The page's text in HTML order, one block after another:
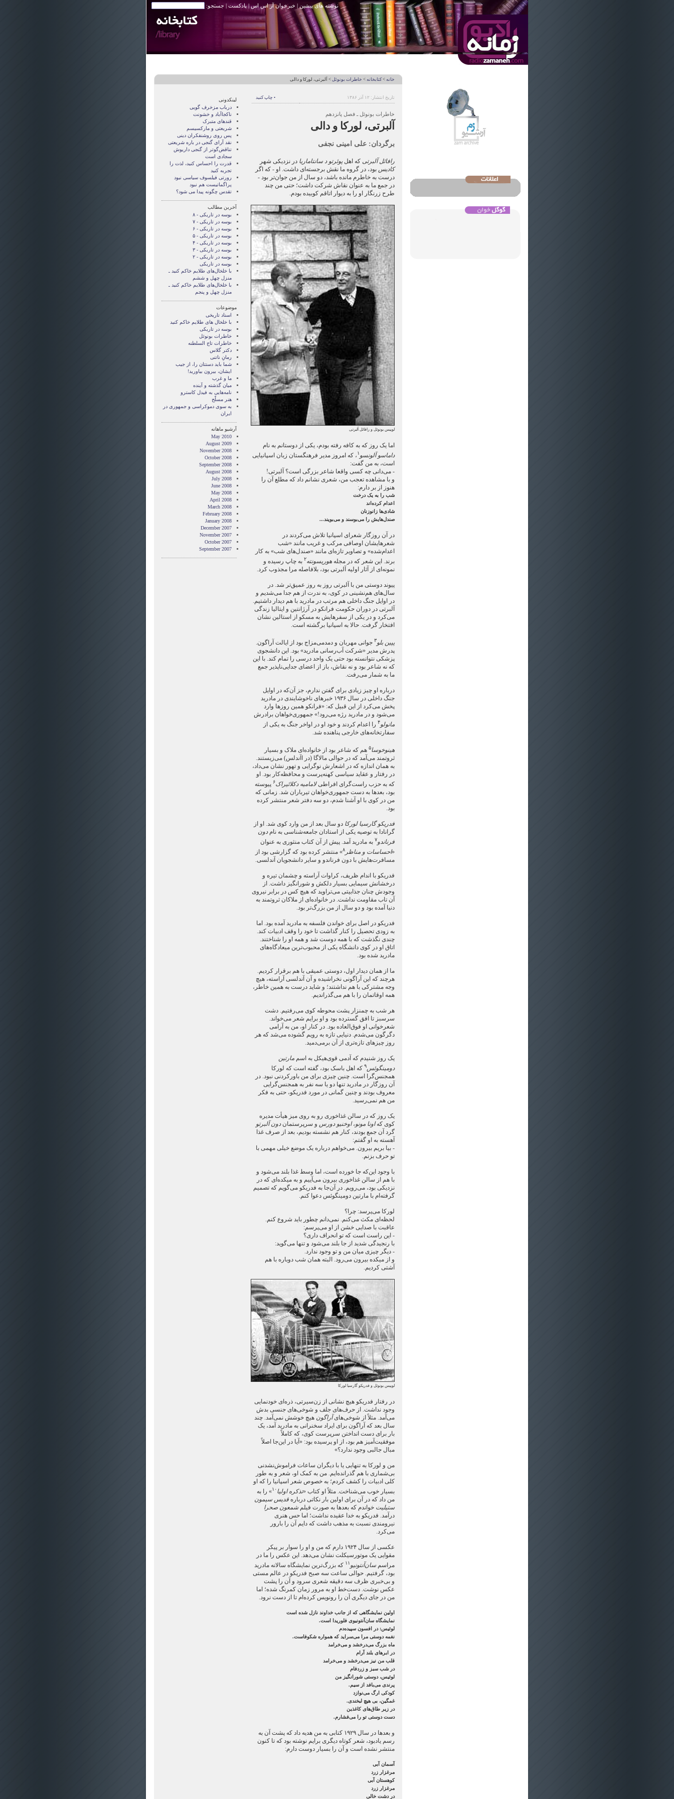
نوشته های پیشین | خبرخوان آر اس اس|پادکست | جستجو:
خانه >کتابخانه > خاطرات بونوئل > آلبرتی، لورکا و دالی
تاریخ انتشار: ۱۲ آذر ۱۳۸۶ • چاپ کنید
خاطرات بونوئل ـ فصل پانزدهم
آلبرتی، لورکا و دالی
برگردان: علی امینی نجفی
رافائل آلبرتی که اهلپوئرتو د سانتاماریا در نزدیکی شهر
کادیس بود، در گروه ما نقش برجسته‌ای داشت. او - که اگر
درست به خاطرم مانده باشد، دو سال از من جوان‌تر بود -
در جمع ما به عنوان نقاش شرکت داشت؛ حتی من چند
طرح زرنگار او را به دیوار اتاقم کوبیده بودم.
لوییس بونوئل و رافائل آلبرتی
اما یک روز که به کافه رفته بودم، یکی از دوستانم به نام
داماسو آلونسو۱، که امروز مدیر فرهنگستان زبان اسپانیایی
است، به من گفت:
- می‌دانی چه کسی واقعا شاعر بزرگی است؟ آلبرتی!
و با مشاهده تعجب من، شعری نشانم داد که مطلع آن را
هنوز از بر دارم:
شب را به یک درخت
اعدام کرده‌اند
شادی‌ها زانوزنان
صندل‌هایش را می‌بوسند و می‌بویند...
در آن روزگار شعرای اسپانیا تلاش می‌کردند در
شعرهایشان اوصافی مرکب و غریب مانند «شب
اعدام‌شده» و تصاویر تازه‌ای مانند «صندل‌های شب» به کار
برند. این شعر که در مجلههوریسونته۲ به چاپ رسیده و
نمونه‌ای از آثار اولیه آلبرتی بود، بلافاصله مرا مجذوب کرد.
پیوند دوستی من با آلبرتی روز به روز عمیق‌تر شد. در
سال‌های هم‌نشینی در کوی، به ندرت از هم جدا می‌شدیم و
در اوایل جنگ داخلی هم مرتب در مادرید با هم دیدار داشتیم.
آلبرتی در دوران حکومت فرانکو در آرژانتین و ایتالیا زندگی
می‌کرد و در یکی از سفرهایش به مسکو از استالین نشان
افتخار گرفت. حالا به اسپانیا برگشته است.
پپین بلو۳ جوانی مهربان و دمدمی‌مزاج بود از ایالت آراگون.
پدرش مدیر «شرکت آب‌رسانی مادرید» بود. این دانشجوی
پزشکی نتوانسته بود حتی یک واحد درسی را تمام کند. با این
که نه شاعر بود و نه نقاش، باز از اعضای جدایی‌ناپذیر جمع
ما به شمار می‌رفت.
درباره او چیز زیادی برای گفتن ندارم، جز آن‌که در اوایل
جنگ داخلی در سال ۱۹۳۶ خبرهای ناخوشایندی در مادرید
پخش می‌کرد از این قبیل که: «فرانکو همین روزها وارد
می‌شود و در مادرید رژه می‌رود!» جمهوری‌خواهان برادرش
مانولو۴ را اعدام کردند و خود او در اواخر جنگ به یکی از
سفارتخانه‌های خارجی پناهنده شد.
هینوخوسا۵ هم که شاعر بود از خانواده‌ای ملاک و بسیار
ثروتمند می‌آمد که در حوالی مالاگا (در اآندلس) می‌زیستند.
به همان اندازه که در اشعارش نوگرایی و تهور نشان می‌داد،
در رفتار و عقاید سیاسی کهنه‌پرست و محافظه‌کار بود. او
که به حزب راست‌گرای افراطیلامامیه دکلائیراک۶ پیوسته
بود، بعدها به دست جمهوری‌خواهان تیرباران شد. زمانی که
من در کوی با او آشنا شدم، دو سه دفتر شعر منتشر کرده
بود.
فدریکو گارسیا لورکا دو سال بعد از من وارد کوی شد. او از
گرانادا به توصیه یکی از استادان جامعه‌شناسی به نامدون
فرناندو۷ به مادرید آمد. پیش از آن کتاب منثوری به عنوان
«احساسات و مناظر۸» منتشر کرده بود که گزارشی بود از
مسافرت‌هایش با دون فرناندو و سایر دانشجویان آندلسی.
فدریکو با اندام ظریف، کراوات آراسته و چشمان تیره و
درخشانش سیمایی بسیار دلکش و شورانگیز داشت. از
وجودش چنان جذابیتی می‌تراوید که هیچ کس در برابر نیروی
آن تاب مقاومت نداشت. در خانواده‌ای از ملاکان ثروتمند به
دنیا آمده بود و دو سال از من بزرگ‌تر بود.
فدریکو در اصل برای خواندن فلسفه به مادرید آمده بود. اما
به زودی تحصیل را کنار گذاشت تا خود را وقف ادبیات کند.
چندی نگذشت که با همه دوست شد و همه او را شناختند.
اتاق او در کوی دانشگاه یکی از محبوب‌ترین میعادگاه‌های
مادرید شده بود.
ما از همان دیدار اول، دوستی عمیقی با هم برقرار کردیم.
هرچند که این آراگونی نخراشیده و آن آندلسی آراسته، هیچ
وجه مشترکی با هم نداشتند؛ و شاید درست به همین خاطر،
همه اوقاتمان را با هم می‌گذراندیم.
هر شب به چمنزار پشت محوطه کوی می‌رفتیم. دشت
سرسبز تا افق گسترده بود و او برایم شعر می‌خواند.
شعرخوانی او فوق‌العاده بود. در کنار او، من به آرامی
دگرگون می‌شدم. دنیایی تازه به رویم گشوده می‌شد که هر
روز چیزهای تازه‌تری از آن برمی‌دمید.
یک روز شنیدم که آدمی قوی‌هیکل به اسممارتین
دومینگوئس۹ که اهل باسک بود، گفته است که لورکا
همجنس‌گرا است. چنین چیزی برای من باورکردنی نبود. در
آن روزگار در مادرید تنها دو یا سه نفر به همجنس‌گرایی
معروف بودند و چنین گمانی در مورد فدریکو، حتی به فکر
من هم نمی‌رسید.
یک روز که در سالن غذاخوری رو به روی میز هیأت مدیره
کوی کهاونا مونو،اوخنیو دورس و سرپرستماندون آلبرتو
گرد آن جمع بودند، کنار هم نشسته بودیم، بعد از صرف غذا
آهسته به او گفتم:
- بیا بریم بیرون. می‌خواهم درباره یک موضع خیلی مهمی با
تو حرف بزنم.
با وجود این‌که جا خورده است، اما وسط غذا بلند می‌شود و
با هم از سالن غذاخوری بیرون می‌آییم و به میکده‌ای که در
نزدیکی بود، می‌رویم. در آن‌جا به فدریکو می‌گویم که تصمیم
گرفته‌ام با مارتین دومینگوئس دعوا کنم.
لورکا می‌پرسد: چرا؟
لحظه‌ای مکث می‌کنم. نمی‌دانم چطور باید شروع کنم.
عاقبت با صدایی خشن از او می‌پرسم:
- این راست است که تو انحراف داری؟
با رنجیدگی شدید از جا بلند می‌شود و تنها می‌گوید:
- دیگر چیزی میان من و تو وجود ندارد.
و از میکده بیرون می‌رود. البته همان شب دوباره با هم
آشتی کردیم.
لوییس بونوئل و فدریکو گارسیا لورکا
در رفتار فدریکو هیچ نشانی از زن‌سیرتی، ذره‌ای خودنمایی
وجود نداشت. از حرف‌های جلف و شوخی‌های جنسی بدش
می‌آمد. مثلاً از شوخی‌هایآراگون هیچ خوشش نمی‌آمد. چند
سال بعد که آراگون برای ایراد سخنرانی به مادرید آمد، یک
بار برای دست انداختن سرپرست کوی، که کاملاً
موفقیت‌آمیز هم بود، از او پرسیده بود: «آیا در این‌جا اصلاً
مبال جالبی وجود ندارد؟»
من و لورکا به تنهایی یا با دیگران ساعات فراموش‌نشدنی
بی‌شماری با هم گذرانده‌ایم. من به کمک او، شعر و به طور
کلی ادبیات را کشف کردم؛ به خصوص شعر اسپانیا را که او
بسیار خوب می‌شناخت. مثلاً او کتاب «تذکره اولیا۱۰» را به
من داد که در آن برای اولین بار نکاتی دربارهقدیس سیمون
ستیلیت خواندم که بعدها به صورت فیلمشمعون صحرا
درآمد. فدریکو به خدا عقیده نداشت؛ اما حس هنری
نیرومندی نسبت به مذهب داشت که دایم آن را بارور
می‌کرد.
عکسی از سال ۱۹۲۴ دارم که من و او را سوار بر پیکر
مقوایی یک موتورسیکلت نشان می‌دهد. این عکس را ما در
مراسمسان‌آنتونیو۱۱ که بزرگ‌ترین نمایشگاه سالانه مادرید
بود، گرفتیم. حوالی ساعت سه صبح فدریکو در عالم مستی
و بی‌خبری ظرف سه دقیقه شعری سرود و آن را پشت
عکس نوشت. دست‌خط او به مرور زمان کمرنگ شده؛ اما
من در جای دیگری آن را رونویس کرده‌ام تا از دست نرود.
اولین نمایشگاهی که از جانب خداوند نازل شده است
نمایشگاه سان‌آنتونیوی فلوریدا است.
لوئیس: در افسون سپیده‌دم
نغمه دوستی مرا می‌سراید که همواره شکوفاست.
ماه بزرگ می‌درخشد و می‌خرامد
در ابرهای بلند آرام
قلب من نیز می‌درخشد و می‌خرامد
در شب سبز و زردفام
لوئیس، دوستی شورانگیز من
پرندی می‌بافد از سیم.
کودکی ارگ می‌نوازد
غمگین، بی هیچ لبخندی.
در زیر طاق‌های کاغذین
دست دوستی تو را می‌فشارم.
و بعدها در سال ۱۹۲۹ کتابی به من هدیه داد که پشت آن به
رسم یادبود، شعر کوتاه دیگری برایم نوشته بود که تا کنون
منتشر نشده است و آن را بسیار دوست دارم:
آسمان آبی
مرغزار زرد
کوهستان آبی
مرغزار زرد
در دشت خالی
لینکدونی
درباب مزخرف گویی
ناکجاآباد و خشونت
قندهای متبرک
شریعتی و مارکسیسم
پس روی روشنفکران دینی
نقد آرای گنجی در باره شریعتی
تناقض‌گوتر از گنجی داريوش
سجادی است
قدرت را احساس کنید، لذت را
تجربه کنید
رورتی فيلسوف سياسی نبود
پراگماتيست هم نبود
تقدس چگونه پيدا می شود؟
آخرین مطالب
بوسه در تاریکی - ۸
بوسه در تاریکی - ۷
بوسه در تاریکی - ۶
بوسه در تاریکی - ۵
بوسه در تاریکی - ۴
بوسه در تاریکی - ۳
بوسه در تاریکی - ۲
بوسه در تاریکی
با خلخال‌های طلایم خاکم کنید ـ
منزل چهل و ششم
با خلخال‌های طلایم خاکم کنید ـ
منزل چهل و پنجم
موضوعات
اسناد تاریخی
با خلخال های طلایم خاکم کنید
بوسه در تاریکی
خاطرات بونوئل
خاطرات تاج السلطنه
دکتر گلاس
رمانِ ناتنی
شما بايد دستتان را، از جيب
ايشان، بيرون بياوريد!
ما و غرب
میان گذشته و آینده
نامه‌هایی به فیدل کاسترو
هنر مسلّح
‌به سوی دموکراسی و جمهوری در
ایران
آرشیو ماهانه
May 2010
August 2009
November 2008
October 2008
September 2008
August 2008
July 2008
June 2008
May 2008
April 2008
March 2008
February 2008
January 2008
December 2007
November 2007
October 2007
September 2007